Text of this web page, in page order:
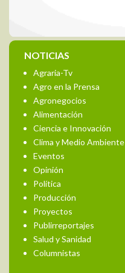
NOTICIAS
Agraria-Tv
Agro en la Prensa
Agronegocios
Alimentación
Ciencia e Innovación
Clima y Medio Ambiente
Eventos
Opinión
Política
Producción
Proyectos
Publirreportajes
Salud y Sanidad
Columnistas